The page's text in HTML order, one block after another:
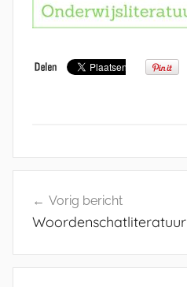
navigatie
Vorig bericht
Woordenschatliteratuur